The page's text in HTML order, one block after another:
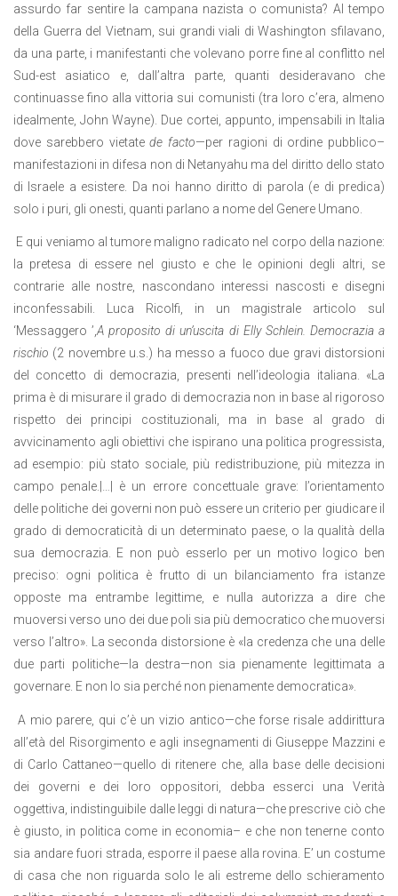
assurdo far sentire la campana nazista o comunista? Al tempo
della Guerra del Vietnam, sui grandi viali di Washington sfilavano,
da una parte, i manifestanti che volevano porre fine al conflitto nel
Sud-est asiatico e, dall’altra parte, quanti desideravano che
continuasse fino alla vittoria sui comunisti (tra loro c’era, almeno
idealmente, John Wayne). Due cortei, appunto, impensabili in Italia
dove sarebbero vietatede facto—per ragioni di ordine pubblico–
manifestazioni in difesa non di Netanyahu ma del diritto dello stato
di Israele a esistere. Da noi hanno diritto di parola (e di predica)
solo i puri, gli onesti, quanti parlano a nome del Genere Umano.
E qui veniamo al tumore maligno radicato nel corpo della nazione:
la pretesa di essere nel giusto e che le opinioni degli altri, se
contrarie alle nostre, nascondano interessi nascosti e disegni
inconfessabili. Luca Ricolfi, in un magistrale articolo sul
‘Messaggero ’,A proposito di un’uscita di Elly Schlein. Democrazia a
rischio (2 novembre u.s.) ha messo a fuoco due gravi distorsioni
del concetto di democrazia, presenti nell’ideologia italiana. «La
prima è di misurare il grado di democrazia non in base al rigoroso
rispetto dei principi costituzionali, ma in base al grado di
avvicinamento agli obiettivi che ispirano una politica progressista,
ad esempio: più stato sociale, più redistribuzione, più mitezza in
campo penale.|…| è un errore concettuale grave: l’orientamento
delle politiche dei governi non può essere un criterio per giudicare il
grado di democraticità di un determinato paese, o la qualità della
sua democrazia. E non può esserlo per un motivo logico ben
preciso: ogni politica è frutto di un bilanciamento fra istanze
opposte ma entrambe legittime, e nulla autorizza a dire che
muoversi verso uno dei due poli sia più democratico che muoversi
verso l’altro». La seconda distorsione è «la credenza che una delle
due parti politiche—la destra—non sia pienamente legittimata a
governare. E non lo sia perché non pienamente democratica».
A mio parere, qui c’è un vizio antico—che forse risale addirittura
all’età del Risorgimento e agli insegnamenti di Giuseppe Mazzini e
di Carlo Cattaneo—quello di ritenere che, alla base delle decisioni
dei governi e dei loro oppositori, debba esserci una Verità
oggettiva, indistinguibile dalle leggi di natura—che prescrive ciò che
è giusto, in politica come in economia– e che non tenerne conto
sia andare fuori strada, esporre il paese alla rovina. E’ un costume
di casa che non riguarda solo le ali estreme dello schieramento